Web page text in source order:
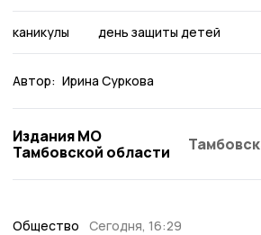
каникулы день защиты детей
Автор: Ирина Суркова
Издания МО
Тамбовской области
Общество Сегодня, 16:29